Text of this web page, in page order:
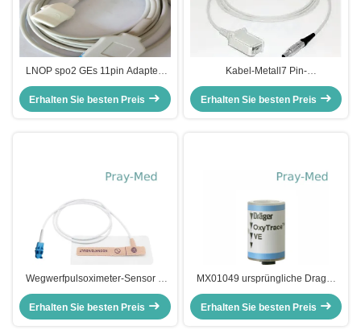
LNOP spo2 GEs 11pin Adapter-
Kabel-/Erweiterungskabel2017002-
003 Fabrik versehen mit Vorrat
Erhalten Sie besten Preis
Kabel-Metall7 Pin-
Verbindungsstück Invivo des
Modul-9383 Adapter-Spo2
Erhalten Sie besten Preis
Wegwerfpulsoximeter-Sensor 8
Pin Connector Datex Ohmeda 3ft
Erhalten Sie besten Preis
MX01049 ursprüngliche Drager
Savina Pulse Oximeter Sensor
O2-Zelle
Erhalten Sie besten Preis